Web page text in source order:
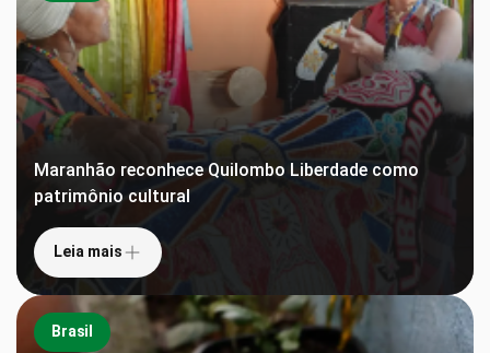
Maranhão reconhece Quilombo Liberdade como
patrimônio cultural
Leia mais
Brasil